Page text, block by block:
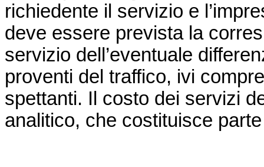
richiedente il servizio e
deve essere prevista la
servizio dell’eventuale
proventi del traffico, ivi
spettanti. Il costo dei servizi
analitico, che costituisce